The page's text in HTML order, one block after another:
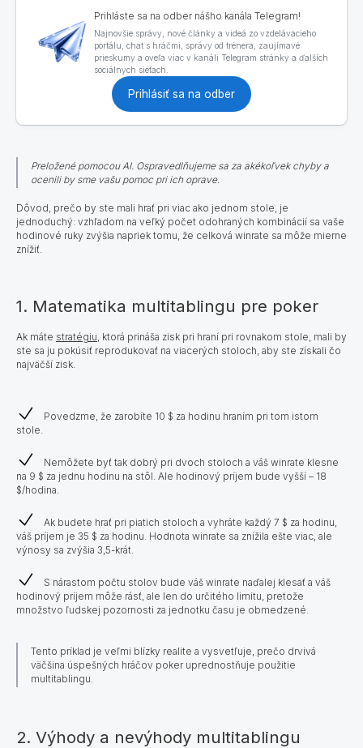
Prihláste sa na odber nášho kanála Telegram!
Najnovšie správy, nové články a videá zo vzdelávacieho
portálu, chat s hráčmi, správy od trénera, zaujímavé
prieskumy a oveľa viac v kanáli Telegram stránky a ďalších
sociálnych sieťach.
Prihlásiť sa na odber
Preložené pomocou AI. Ospravedlňujeme sa za akékoľvek chyby a
ocenili by sme vašu pomoc pri ich oprave.
Dôvod, prečo by ste mali hrať pri viac ako jednom stole, je
jednoduchý: vzhľadom na veľký počet odohraných kombinácií sa vaše
hodinové ruky zvýšia napriek tomu, že celková winrate sa môže mierne
znížiť.
1. Matematika multitablingu pre poker
Ak máte stratégiu , ktorá prináša zisk pri hraní pri rovnakom stole, mali by
ste sa ju pokúsiť reprodukovať na viacerých stoloch, aby ste získali čo
najväčší zisk.
Povedzme, že zarobíte 10 $ za hodinu hraním pri tom istom
stole.
Nemôžete byť tak dobrý pri dvoch stoloch a váš winrate klesne
na 9 $ za jednu hodinu na stôl. Ale hodinový príjem bude vyšší – 18
$/hodina.
Ak budete hrať pri piatich stoloch a vyhráte každý 7 $ za hodinu,
váš príjem je 35 $ za hodinu. Hodnota winrate sa znížila ešte viac, ale
výnosy sa zvýšia 3,5-krát.
S nárastom počtu stolov bude váš winrate naďalej klesať a váš
hodinový príjem môže rásť, ale len do určitého limitu, pretože
množstvo ľudskej pozornosti za jednotku času je obmedzené.
Tento príklad je veľmi blízky realite a vysvetľuje, prečo drvivá
väčšina úspešných hráčov poker uprednostňuje použitie
multitablingu.
2. Výhody a nevýhody multitablingu